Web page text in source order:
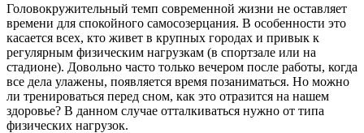
Головокружительный темп современной жизни не оставляет
времени для спокойного самосозерцания. В особенности это
касается всех, кто живет в крупных городах и привык к
регулярным физическим нагрузкам (в спортзале или на
стадионе). Довольно часто только вечером после работы, когда
все дела улажены, появляется время позаниматься. Но можно
ли тренироваться перед сном, как это отразится на нашем
здоровье? В данном случае отталкиваться нужно от типа
физических нагрузок.